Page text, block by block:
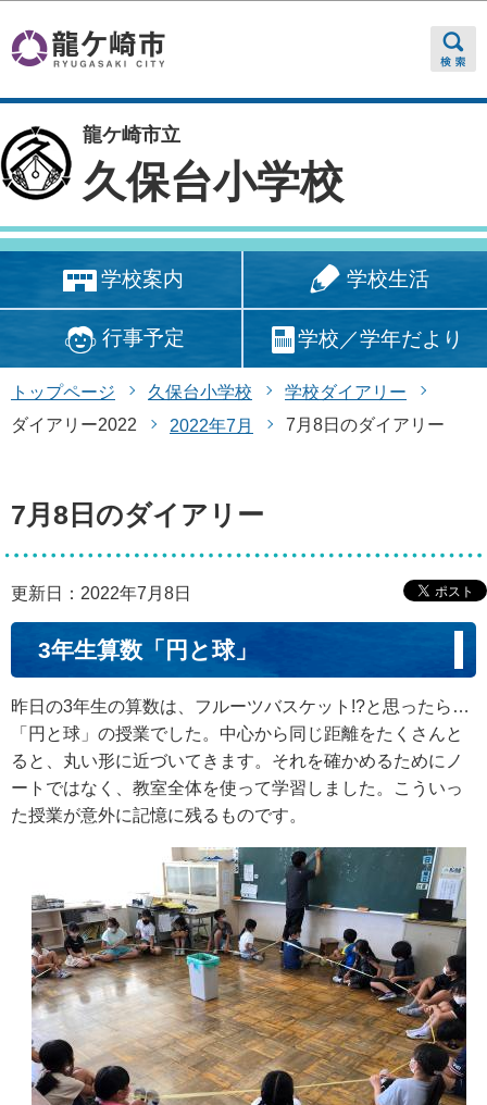
龍ケ崎市立
久保台小学校
学校案内 学校生活
行事予定 学校／学年だより
トップページ 久保台小学校
学校ダイアリー
ダイアリー2022
2022年7月 7月8日のダイアリー
7月8日のダイアリー
更新日：2022年7月8日
3年生算数「円と球」
昨日の3年生の算数は、フルーツバスケット!?と思ったら…
「円と球」の授業でした。中心から同じ距離をたくさんと
ると、丸い形に近づいてきます。それを確かめるためにノ
ートではなく、教室全体を使って学習しました。こういっ
た授業が意外に記憶に残るものです。